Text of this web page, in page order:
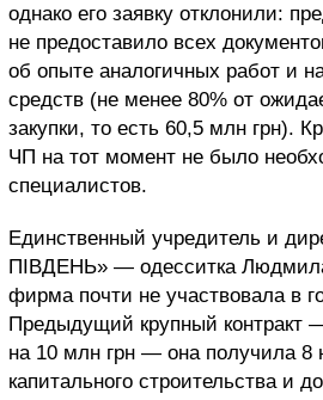
однако его заявку отклонили:
не предоставило всех
об опыте аналогичных работ и
средств (не менее 80% от
закупки, то есть 60,5 млн грн).
ЧП на тот момент не было
специалистов.
Единственный учредитель и
ПІВДЕНЬ» — одесситка
фирма почти не участвовала в
Предыдущий крупный контракт
на 10 млн грн — она получила 8
капитального строительства и